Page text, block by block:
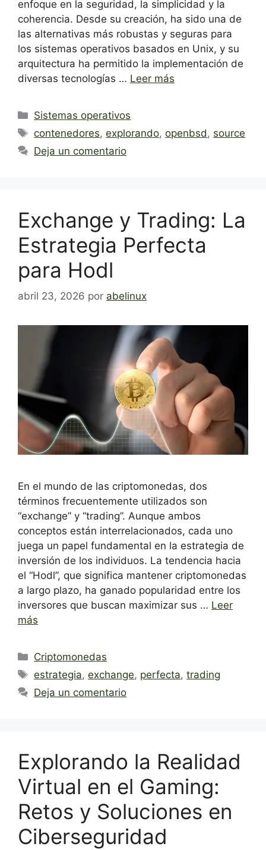
enfoque en la seguridad, la simplicidad y la
coherencia. Desde su creación, ha sido una de
las alternativas más robustas y seguras para
los sistemas operativos basados en Unix, y su
arquitectura ha permitido la implementación de
diversas tecnologías … Leer más
Categorías
Sistemas operativos
Etiquetas
contenedores,explorando,openbsd , source
Deja un comentario
Exchange y Trading: La
Estrategia Perfecta
para Hodl
abril 23, 2026 por abelinux
En el mundo de las criptomonedas, dos
términos frecuentemente utilizados son
“exchange” y “trading”. Aunque ambos
conceptos están interrelacionados, cada uno
juega un papel fundamental en la estrategia de
inversión de los individuos. La tendencia hacia
el “Hodl”, que significa mantener criptomonedas
a largo plazo, ha ganado popularidad entre los
inversores que buscan maximizar sus … Leer
más
Categorías
Criptomonedas
Etiquetas
estrategia,exchange, perfecta,trading
Deja un comentario
Explorando la Realidad
Virtual en el Gaming:
Retos y Soluciones en
Ciberseguridad